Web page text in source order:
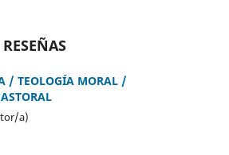
/ TEOLOGÍA MORAL /
a)